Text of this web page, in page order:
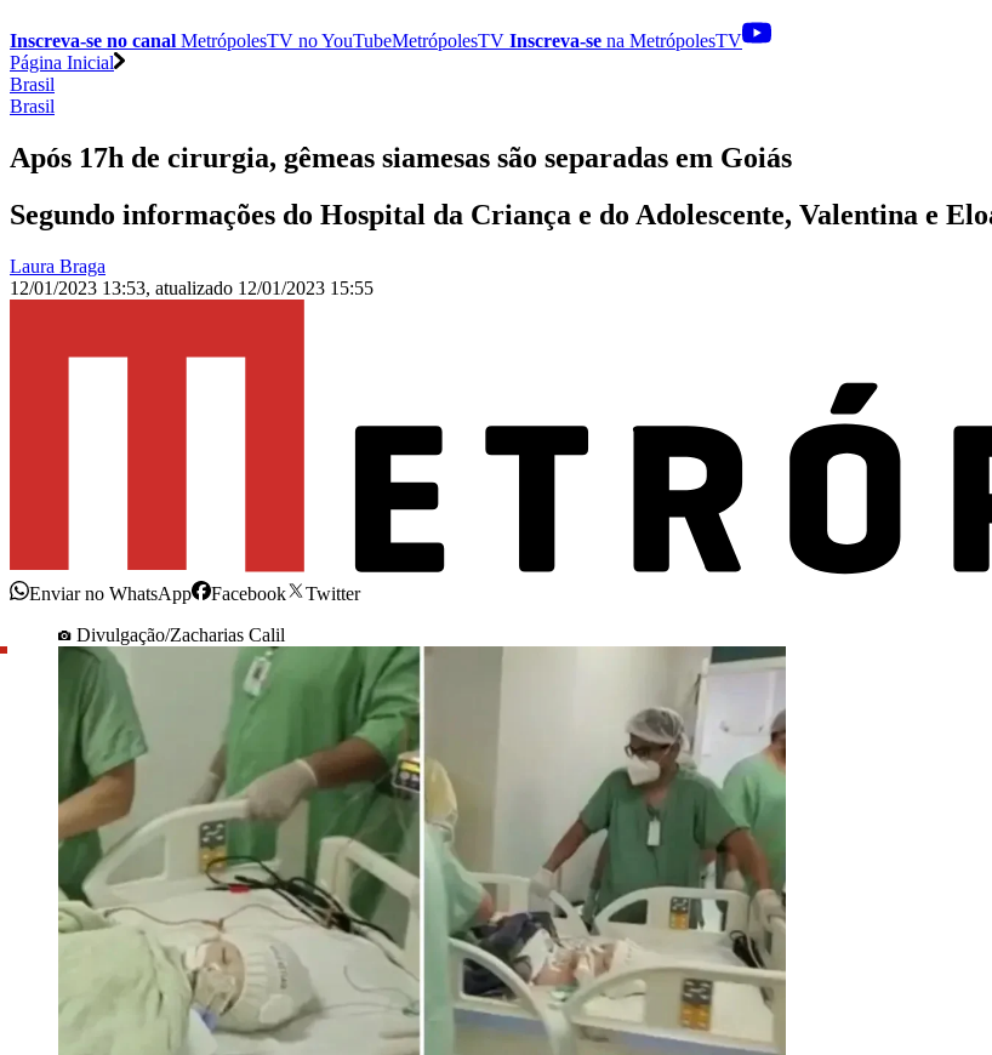
Inscreva-se no canal MetrópolesTV noYouTubeMetrópolesTV Inscreva-se na MetrópolesTV
Página Inicial
Brasil
Brasil
Após 17h de cirurgia, gêmeas siamesas são separadas em Goiás
Segundo informações do Hospital da Criança e do Adolescente, Valentina e
Laura Braga
12/01/2023 13:53, atualizado 12/01/2023 15:55
Enviar no WhatsApp Facebook
Twitter
Divulgação/Zacharias Calil